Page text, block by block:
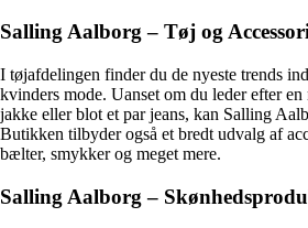
Salling Aalborg – Tøj og
I tøjafdelingen finder du de nyeste trends
kvinders mode. Uanset om du leder efter
jakke eller blot et par jeans, kan Salling
Butikken tilbyder også et bredt udvalg af
bælter, smykker og meget mere.
Salling Aalborg –